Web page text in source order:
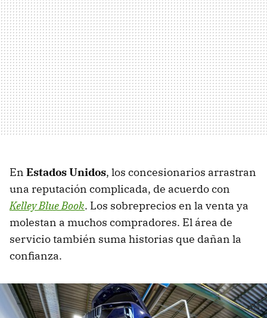
En Estados Unidos, los concesionarios arrastran
una reputación complicada, de acuerdo con
Kelley Blue Book. Los sobreprecios en la venta ya
molestan a muchos compradores. El área de
servicio también suma historias que dañan la
confianza.